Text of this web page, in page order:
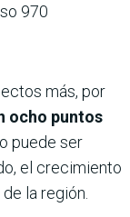
970
más, por
ocho puntos
puede ser
el crecimiento
la región.